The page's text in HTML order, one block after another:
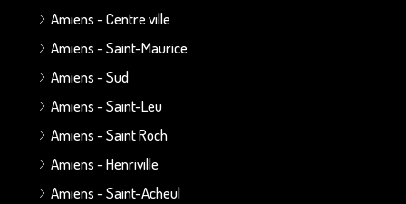
Amiens - Centre ville
Amiens - Saint-Maurice
Amiens - Sud
Amiens - Saint-Leu
Amiens - Saint Roch
Amiens - Henriville
Amiens - Saint-Acheul